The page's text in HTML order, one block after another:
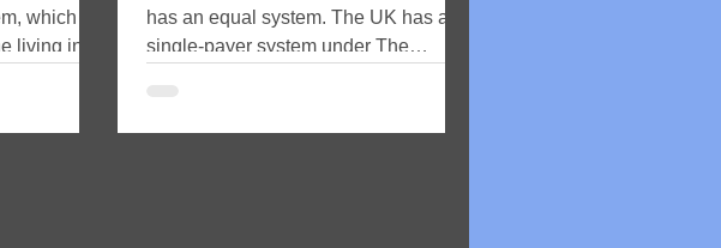
which is
living in a
has an equal system. The UK has a
single-payer system under The